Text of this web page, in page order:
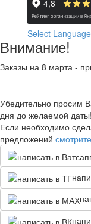
Select Language
Внимание!
Заказы на 8 марта -
Убедительно просим
дня до желаемой даты!
Если необходимо
предложений